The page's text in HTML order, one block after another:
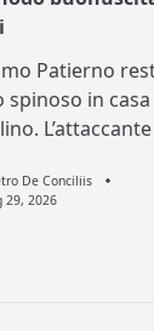
Patierno
spinoso in casa
L’attaccante
De Conciliis
29, 2026